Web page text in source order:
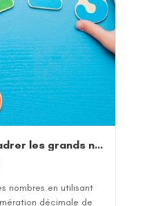
Comparer ranger encadrer les grands nombres entiers
nombres en utilisant
décimale de